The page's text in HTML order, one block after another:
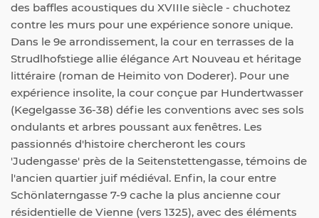
des baffles acoustiques du XVIIIe siècle - chuchotez
contre les murs pour une expérience sonore unique.
Dans le 9e arrondissement, la cour en terrasses de la
Strudlhofstiege allie élégance Art Nouveau et héritage
littéraire (roman de Heimito von Doderer). Pour une
expérience insolite, la cour conçue par Hundertwasser
(Kegelgasse 36-38) défie les conventions avec ses sols
ondulants et arbres poussant aux fenêtres. Les
passionnés d'histoire chercheront les cours
'Judengasse' près de la Seitenstettengasse, témoins de
l'ancien quartier juif médiéval. Enfin, la cour entre
Schönlaterngasse 7-9 cache la plus ancienne cour
résidentielle de Vienne (vers 1325), avec des éléments